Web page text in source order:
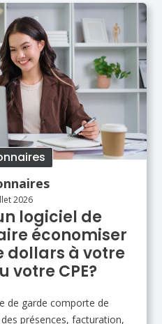
2026
logiciel de
économiser
dollars à votre
votre CPE?
de garde comporte de
présences, facturation,